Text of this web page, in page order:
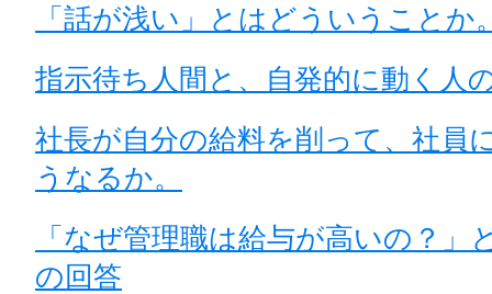
「話が浅い」とはどういうことか
指示待ち人間と、自発的に動く人
社長が自分の給料を削って、社員
うなるか。
「なぜ管理職は給与が高いの？」
の回答